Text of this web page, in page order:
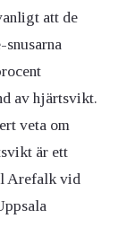
att de
snusarna
av hjärtsvikt.
veta om
är ett
Arefalk vid